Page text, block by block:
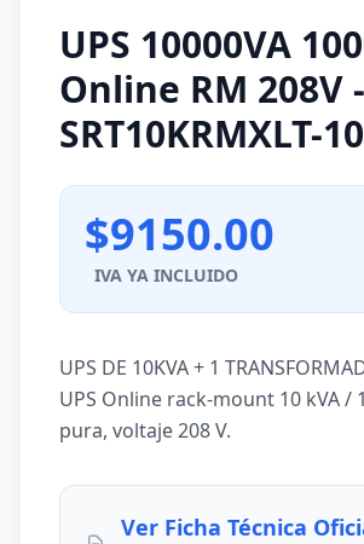
UPS 10000VA
Online RM 208V
SRT10KRMXLT-
$9150.00
IVA YA INCLUIDO
UPS DE 10KVA + 1
UPS Online rack-mount 10 kVA /
pura, voltaje 208 V.
Ver Ficha Técnica